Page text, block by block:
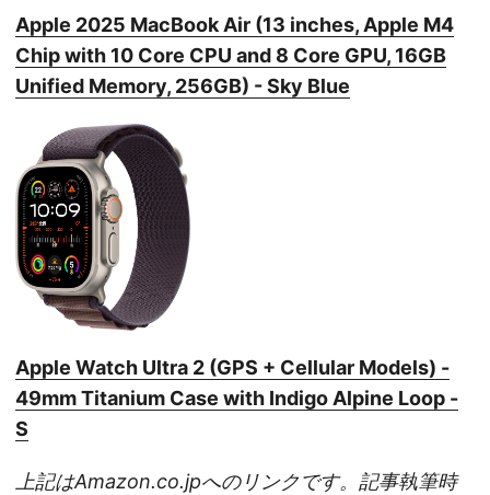
Apple 2025 MacBook Air (13 inches, Apple M4
Chip with 10 Core CPU and 8 Core GPU, 16GB
Unified Memory, 256GB) - Sky Blue
Apple Watch Ultra 2 (GPS + Cellular Models) -
49mm Titanium Case with Indigo Alpine Loop -
S
上記はAmazon.co.jpへのリンクです。記事執筆時